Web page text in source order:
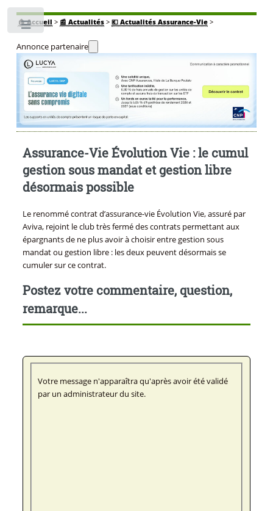
🏠Accueil > 📰 Actualités> 💶 Actualités Assurance-Vie>
Annonce partenaire
Assurance-Vie Évolution Vie : le cumul
gestion sous mandat et gestion libre
désormais possible
Le renommé contrat d’assurance-vie Évolution Vie, assuré par
Aviva, rejoint le club très fermé des contrats permettant aux
épargnants de ne plus avoir à choisir entre gestion sous
mandat ou gestion libre : les deux peuvent désormais se
cumuler sur ce contrat.
Postez votre commentaire, question,
remarque...
Votre message n'apparaîtra qu'après avoir été validé
par un administrateur du site.
Toggle